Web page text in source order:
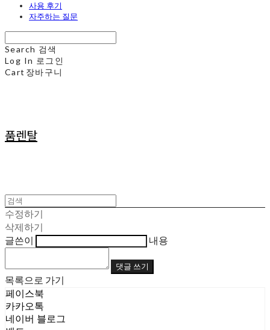
사용 후기
자주하는 질문
Search 검색
Log In 로그인
Cart 장바구니
품렌탈
수정하기
삭제하기
글쓴이
내용
댓글 쓰기
목록으로 가기
페이스북
카카오톡
네이버 블로그